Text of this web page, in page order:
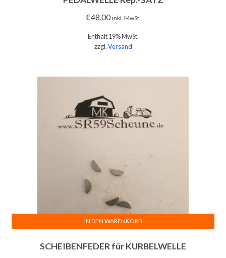
€48,00 inkl. MwSt.
Enthält 19% MwSt.
zzgl.Versand
SCHEIBENFEDER für KURBELWELLE
IN DEN WARENKORB